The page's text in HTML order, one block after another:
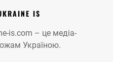
IS
is.com – це медіа-
Україною.